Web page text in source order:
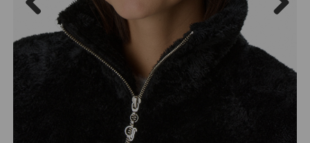
Previous